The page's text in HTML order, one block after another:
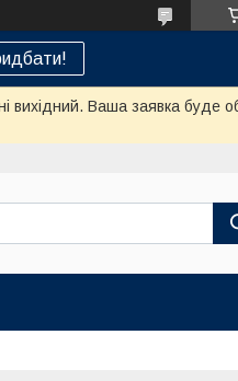
вихідний. Ваша заявка буде